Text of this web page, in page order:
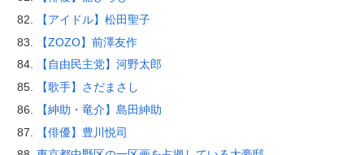
【アイドル】松田聖子
【ZOZO】前澤友作
【自由民主党】河野太郎
【歌手】さだまさし
【紳助・竜介】島田紳助
【俳優】豊川悦司